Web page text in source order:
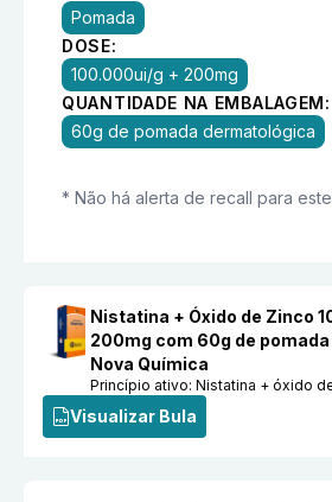
Pomada
DOSE:
100.000ui/g + 200mg
QUANTIDADE NA EMBALAGEM:
60g de pomada dermatológica
* Não há alerta de recall para
Nistatina + Óxido de Zinco
200mg com 60g de
Nova Química
Princípio ativo:Nistatina + óxido
Visualizar Bula